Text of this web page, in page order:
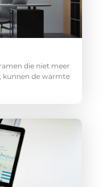
die niet meer
kunnen de warmte